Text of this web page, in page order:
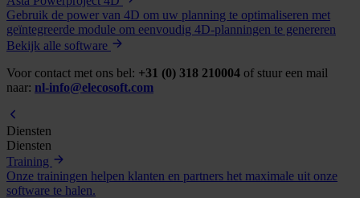
Gebruik de power van 4D om uw planning te optimaliseren met
geïntegreerde module om eenvoudig 4D-planningen te genereren
Bekijk alle software
Voor contact met ons bel: +31 (0) 318 210004 of stuur een mail
naar: nl-info@elecosoft.com
Diensten
Diensten
Training
Onze trainingen helpen klanten en partners het maximale uit onze
software te halen.